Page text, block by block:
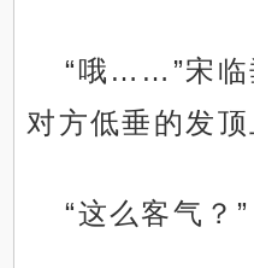
“哦……”宋临
对方低垂的发顶
“这么客气？”